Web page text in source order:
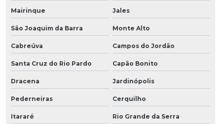
Mairinque Jales
São Joaquim da Barra Monte Alto
Cabreúva Campos do Jordão
Santa Cruz do Rio Pardo Capão Bonito
Dracena Jardinópolis
Pederneiras Cerquilho
Itararé Rio Grande da Serra